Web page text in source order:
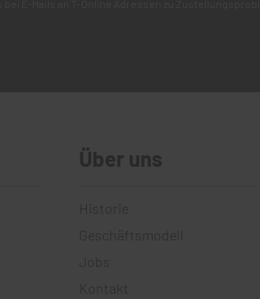
Über uns
Geschäftsmodell
Kontakt